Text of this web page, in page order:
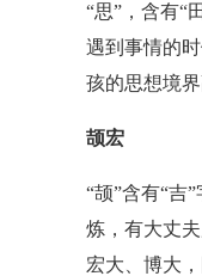
“思”，含有“
遇到事情的
孩的思想境
颉宏
“颉”含有“吉
炼，有大丈
宏大、博大